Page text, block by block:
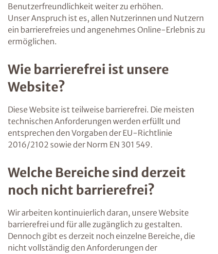
Benutzerfreundlichkeit weiter zu erhöhen.
Unser Anspruch ist es, allen Nutzerinnen und Nutzern
ein barrierefreies und angenehmes Online-Erlebnis zu
ermöglichen.
Wie barrierefrei ist unsere
Website?
Diese Website ist teilweise barrierefrei. Die meisten
technischen Anforderungen werden erfüllt und
entsprechen den Vorgaben der EU-Richtlinie
2016/2102 sowie der Norm EN 301 549.
Welche Bereiche sind derzeit
noch nicht barrierefrei?
Wir arbeiten kontinuierlich daran, unsere Website
barrierefrei und für alle zugänglich zu gestalten.
Dennoch gibt es derzeit noch einzelne Bereiche, die
nicht vollständig den Anforderungen der